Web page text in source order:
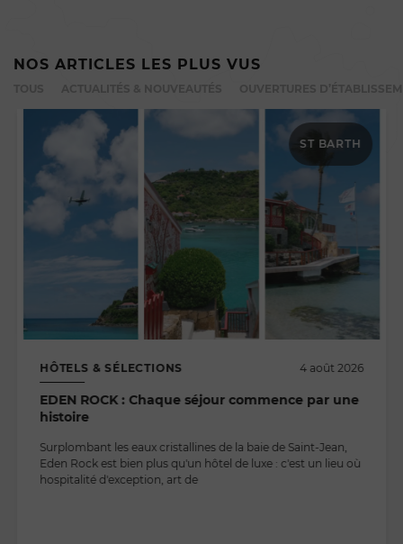
NOS ARTICLES LES PLUS VUS
ST BARTH
HÔTELS & SÉLECTIONS 4 août 2026
EDEN ROCK : Chaque séjour commence par une
histoire
Surplombant les eaux cristallines de la baie de Saint-Jean,
Eden Rock est bien plus qu'un hôtel de luxe : c'est un lieu où
hospitalité d'exception, art de